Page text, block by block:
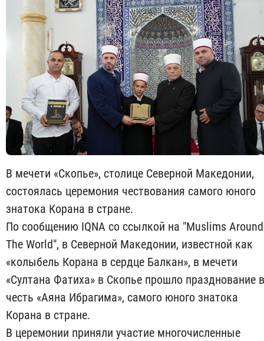
В мечети «Скопье», столице Северной Македонии,
состоялась церемония чествования самого юного
знатока Корана в стране.
По сообщению IQNA со ссылкой на "Muslims Around
The World", в Северной Македонии, известной как
«колыбель Корана в сердце Балкан», в мечети
«Султана Фатиха» в Скопье прошло празднование в
честь «Аяна Ибрагима», самого юного знатока
Корана в стране.
В церемонии приняли участие многочисленные